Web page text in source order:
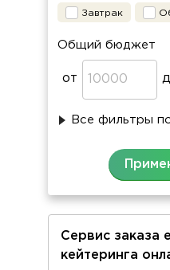
Завтрак
Общий бюджет
от
Все фильтры
Сервис заказа
кейтеринга